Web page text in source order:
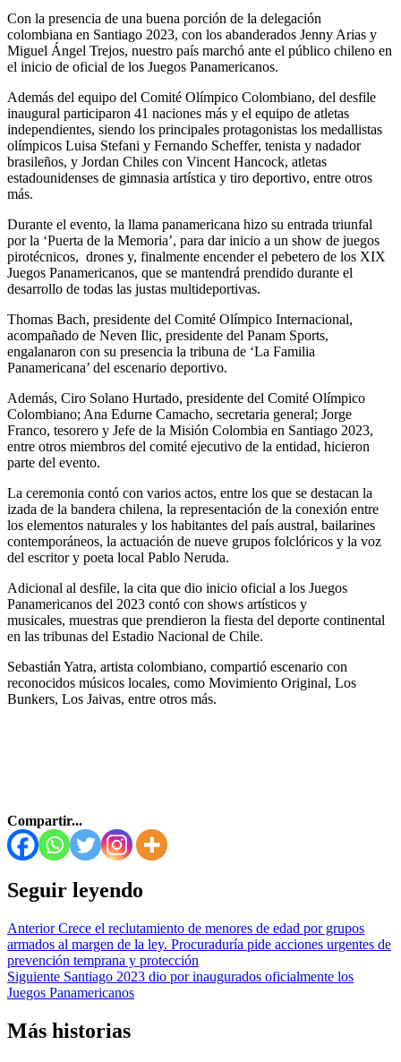
Con la presencia de una buena porción de la delegación
colombiana en Santiago 2023, con los abanderados Jenny Arias y
Miguel Ángel Trejos, nuestro país marchó ante el público chileno en
el inicio de oficial de los Juegos Panamericanos.
Además del equipo del Comité Olímpico Colombiano, del desfile
inaugural participaron 41 naciones más y el equipo de atletas
independientes, siendo los principales protagonistas los medallistas
olímpicos Luisa Stefani y Fernando Scheffer, tenista y nadador
brasileños, y Jordan Chiles con Vincent Hancock, atletas
estadounidenses de gimnasia artística y tiro deportivo, entre otros
más.
Durante el evento, la llama panamericana hizo su entrada triunfal
por la ‘Puerta de la Memoria’, para dar inicio a un show de juegos
pirotécnicos, drones y, finalmente encender el pebetero de los XIX
Juegos Panamericanos, que se mantendrá prendido durante el
desarrollo de todas las justas multideportivas.
Thomas Bach, presidente del Comité Olímpico Internacional,
acompañado de Neven Ilic, presidente del Panam Sports,
engalanaron con su presencia la tribuna de ‘La Familia
Panamericana’ del escenario deportivo.
Además, Ciro Solano Hurtado, presidente del Comité Olímpico
Colombiano; Ana Edurne Camacho, secretaria general; Jorge
Franco, tesorero y Jefe de la Misión Colombia en Santiago 2023,
entre otros miembros del comité ejecutivo de la entidad, hicieron
parte del evento.
La ceremonia contó con varios actos, entre los que se destacan la
izada de la bandera chilena, la representación de la conexión entre
los elementos naturales y los habitantes del país austral, bailarines
contemporáneos, la actuación de nueve grupos folclóricos y la voz
del escritor y poeta local Pablo Neruda.
Adicional al desfile, la cita que dio inicio oficial a los Juegos
Panamericanos del 2023 contó con shows artísticos y
musicales, muestras que prendieron la fiesta del deporte continental
en las tribunas del Estadio Nacional de Chile.
Sebastián Yatra, artista colombiano, compartió escenario con
reconocidos músicos locales, como Movimiento Original, Los
Bunkers, Los Jaivas, entre otros más.
Compartir...
Seguir leyendo
AnteriorCrece el reclutamiento de menores de edad por grupos
armados al margen de la ley. Procuraduría pide acciones urgentes de
prevención temprana y protección
Siguiente Santiago 2023 dio por inaugurados oficialmente los
Juegos Panamericanos
Más historias